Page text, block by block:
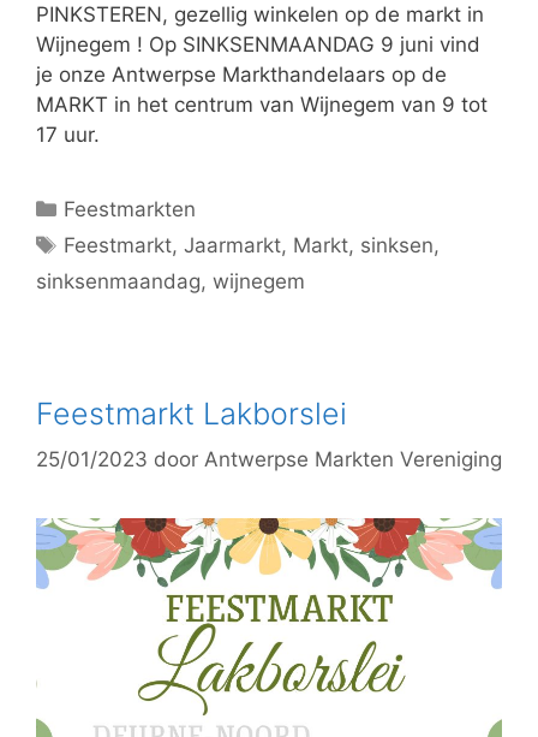
PINKSTEREN, gezellig winkelen op de markt in
Wijnegem ! Op SINKSENMAANDAG 9 juni vind
je onze Antwerpse Markthandelaars op de
MARKT in het centrum van Wijnegem van 9 tot
17 uur.
Feestmarkten
Feestmarkt,Jaarmarkt, Markt, sinksen,
sinksenmaandag, wijnegem
Feestmarkt Lakborslei
25/01/2023 door Antwerpse Markten Vereniging